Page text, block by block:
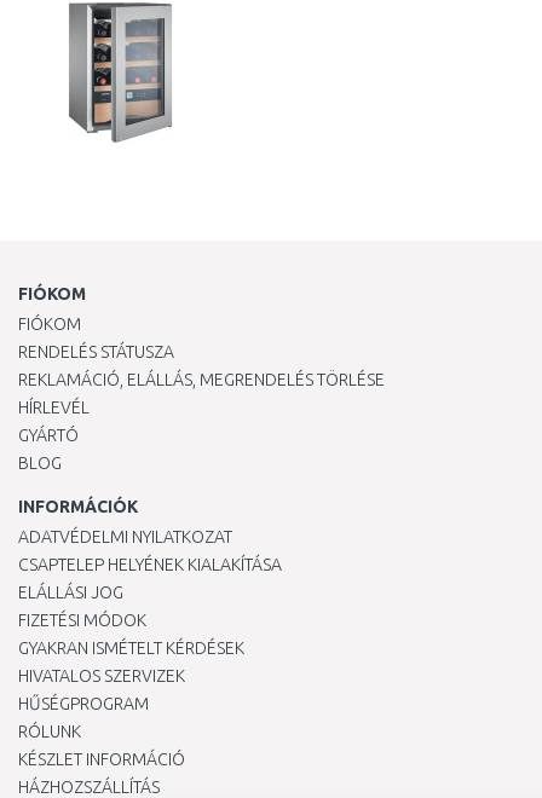
FIÓKOM
FIÓKOM
RENDELÉS STÁTUSZA
REKLAMÁCIÓ, ELÁLLÁS, MEGRENDELÉS TÖRLÉSE
HÍRLEVÉL
GYÁRTÓ
BLOG
INFORMÁCIÓK
ADATVÉDELMI NYILATKOZAT
CSAPTELEP HELYÉNEK KIALAKÍTÁSA
ELÁLLÁSI JOG
FIZETÉSI MÓDOK
GYAKRAN ISMÉTELT KÉRDÉSEK
HIVATALOS SZERVIZEK
HŰSÉGPROGRAM
RÓLUNK
KÉSZLET INFORMÁCIÓ
HÁZHOZSZÁLLÍTÁS